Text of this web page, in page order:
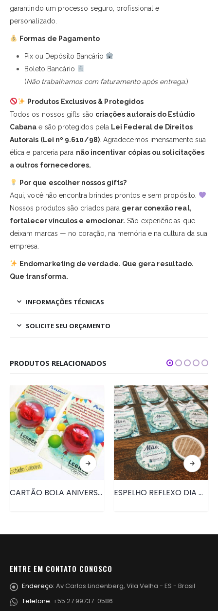
garantindo um processo seguro, profissional e
personalizado.
Formas de Pagamento
Pix ou Depósito Bancário
Boleto Bancário
(Não trabalhamos com faturamento após entrega.)
Produtos Exclusivos & Protegidos
Todos os nossos gifts são criações autorais do Estúdio
Cabana e são protegidos pela Lei Federal de Direitos
Autorais (Lei nº 9.610/98). Agradecemos imensamente sua
ética e parceria para não incentivar cópias ou solicitações
a outros fornecedores.
Por que escolher nossos gifts?
Aqui, você não encontra brindes prontos e sem propósito.
Nossos produtos são criados para gerar conexão real,
fortalecer vínculos e emocionar. São experiências que
deixam marcas — no coração, na memória e na cultura da sua
empresa.
Endomarketing de verdade. Que gera resultado.
Que transforma.
INFORMAÇÕES TÉCNICAS
SOLICITE SEU ORÇAMENTO
PRODUTOS RELACIONADOS
CARTÃO BOLA ANIVERSÁRIO • PRD027 ESPELHO REFLEXO DIA DAS MÃES • PRD045
ENTRE EM CONTATO CONOSCO
Endereço: Av Carlos Lindenberg, Vila Velha - ES - Brasil
Telefone: +55 27 99737-0586